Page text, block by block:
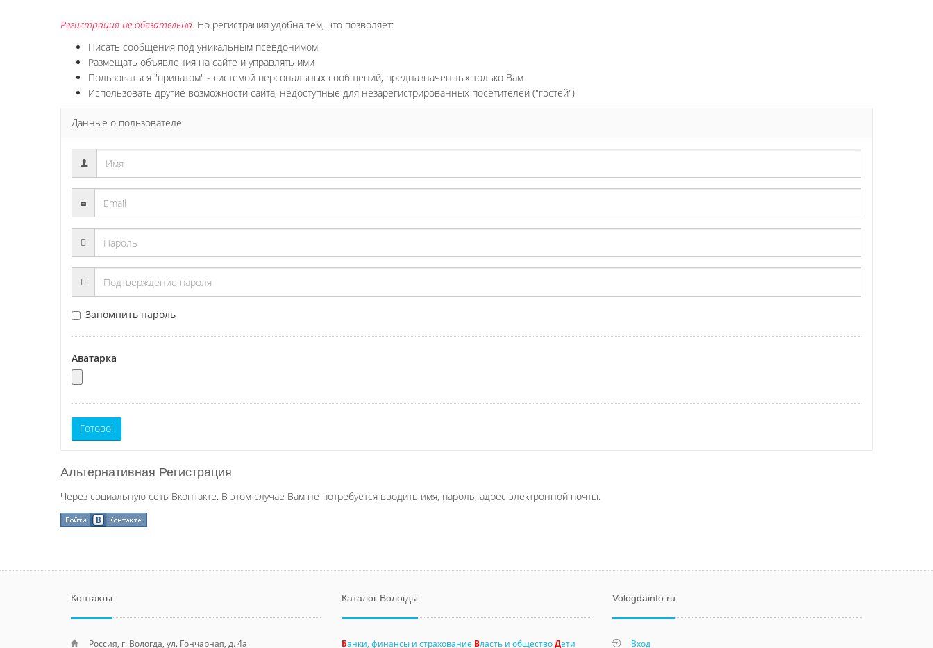
Регистрация не обязательна. Но регистрация удобна тем, что позволяет:
Писать сообщения под уникальным псевдонимом
Размещать объявления на сайте и управлять ими
Пользоваться "приватом" - системой персональных сообщений, предназначенных только Вам
Использовать другие возможности сайта, недоступные для незарегистрированных посетителей ("гостей")
Данные о пользователе
Запомнить пароль
Аватарка
Готово!
Альтернативная Регистрация
Через социальную сеть Вконтакте. В этом случае Вам не потребуется вводить имя, пароль, адрес электронной почты.
Контакты
Россия, г. Вологда, ул. Гончарная, д. 4а
Каталог Вологды
Банки, финансы и страхование Власть и обществоДети
Vologdainfo.ru
Вход